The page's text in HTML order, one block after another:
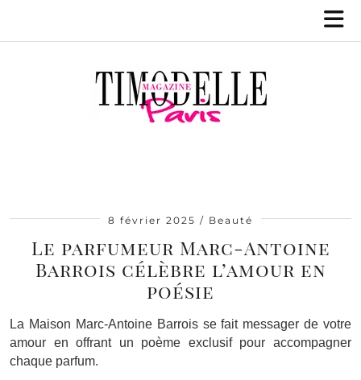
8 février 2025 Beauté
Le parfumeur Marc-Antoine
Barrois célèbre l’amour en
poésie
La Maison Marc-Antoine Barrois se fait messager de votre
amour en offrant un poème exclusif pour accompagner
chaque parfum.